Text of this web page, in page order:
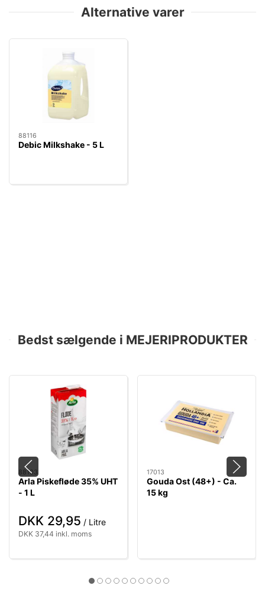
Alternative varer
88116
Debic Milkshake - 5 L
Bedst sælgende i MEJERIPRODUKTER
88103
Arla Piskefløde 35% UHT
- 1 L
DKK 29,95 / Litre
DKK 37,44 inkl. moms
17013
Gouda Ost (48+) - Ca.
15 kg